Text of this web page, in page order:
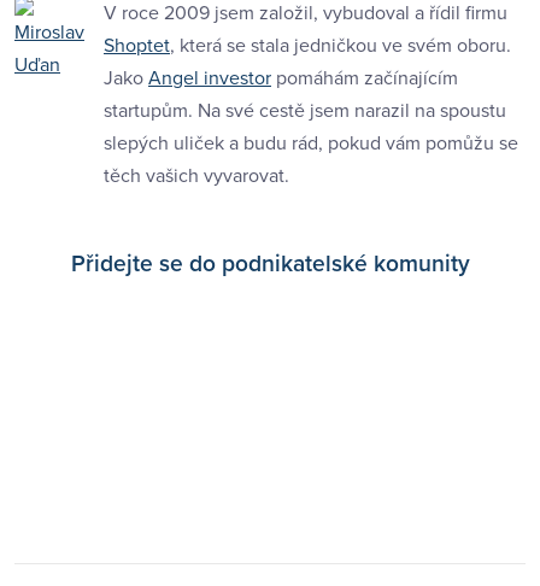
V roce 2009 jsem založil, vybudoval a řídil firmu
Shoptet, která se stala jedničkou ve svém oboru.
JakoAngel investor pomáhám začínajícím
startupům. Na své cestě jsem narazil na spoustu
slepých uliček a budu rád, pokud vám pomůžu se
těch vašich vyvarovat.
Přidejte se do podnikatelské komunity